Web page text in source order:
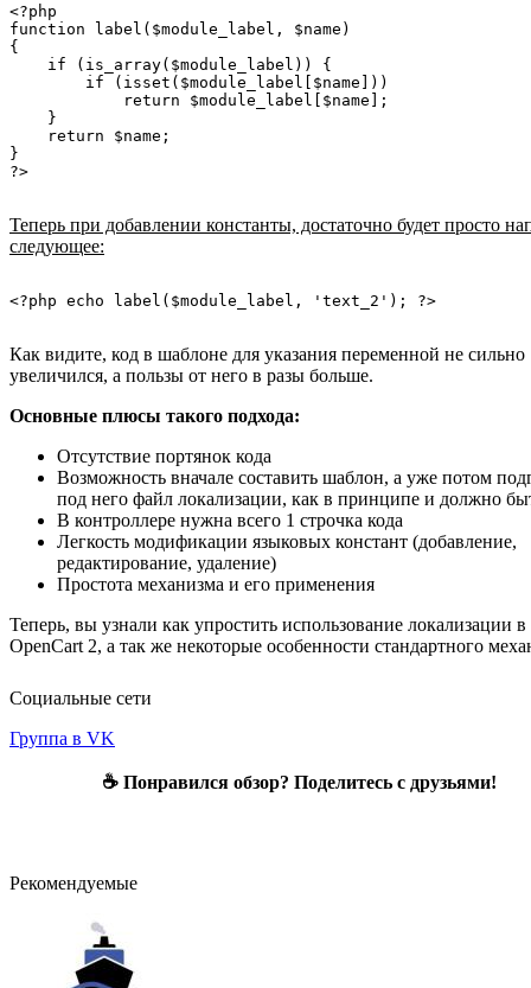
<?php
function label($module_label, $name)
{
    if (is_array($module_label)) {
        if (isset($module_label[$name]))
            return $module_label[$name];
    }
    return $name;
}
Теперь при добавлении константы, достаточно будет просто
следующее:
Как видите, код в шаблоне для указания переменной не сильно
увеличился, а пользы от него в разы больше.
Основные плюсы такого подхода:
Отсутствие портянок кода
Возможность вначале составить шаблон, а уже потом
под него файл локализации, как в принципе и должно
В контроллере нужна всего 1 строчка кода
Легкость модификации языковых констант (добавление,
редактирование, удаление)
Простота механизма и его применения
Теперь, вы узнали как упростить использование локализации в
OpenCart 2, а так же некоторые особенности стандартного
Социальные сети
Группа в VK
☕ Понравился обзор? Поделитесь с друзьями!
Рекомендуемые